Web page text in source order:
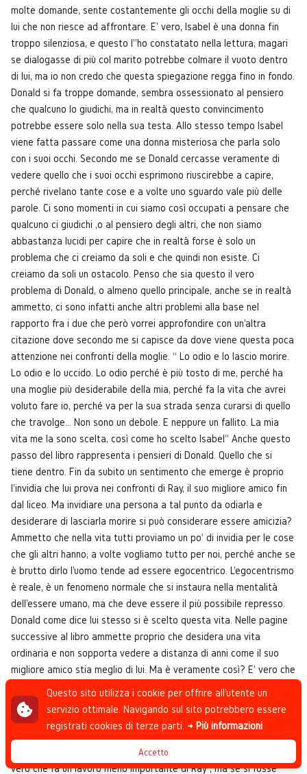
molte domande, sente costantemente gli occhi della moglie su di
lui che non riesce ad affrontare. E' vero, Isabel è una donna fin
troppo silenziosa, e questo l''ho constatato nella lettura; magari
se dialogasse di più col marito potrebbe colmare il vuoto dentro
di lui, ma io non credo che questa spiegazione regga fino in fondo.
Donald si fa troppe domande, sembra ossessionato al pensiero
che qualcuno lo giudichi, ma in realtà questo convincimento
potrebbe essere solo nella sua testa. Allo stesso tempo Isabel
viene fatta passare come una donna misteriosa che parla solo
con i suoi occhi. Secondo me se Donald cercasse veramente di
vedere quello che i suoi occhi esprimono riuscirebbe a capire,
perché rivelano tante cose e a volte uno sguardo vale più delle
parole. Ci sono momenti in cui siamo così occupati a pensare che
qualcuno ci giudichi ,o al pensiero degli altri, che non siamo
abbastanza lucidi per capire che in realtà forse è solo un
problema che ci creiamo da soli e che quindi non esiste. Ci
creiamo da soli un ostacolo. Penso che sia questo il vero
problema di Donald, o almeno quello principale, anche se in realtà
ammetto, ci sono infatti anche altri problemi alla base nel
rapporto fra i due che però vorrei approfondire con un'altra
citazione dove secondo me si capisce da dove viene questa poca
attenzione nei confronti della moglie. “ Lo odio e lo lascio morire.
Lo odio e lo uccido. Lo odio perché è più tosto di me, perché ha
una moglie più desiderabile della mia, perché fa la vita che avrei
voluto fare io, perché va per la sua strada senza curarsi di quello
che travolge… Non sono un debole. E neppure un fallito. La mia
vita me la sono scelta, così come ho scelto Isabel” Anche questo
passo del libro rappresenta i pensieri di Donald. Quello che si
tiene dentro. Fin da subito un sentimento che emerge è proprio
l'invidia che lui prova nei confronti di Ray, il suo migliore amico fin
dal liceo. Ma invidiare una persona a tal punto da odiarla e
desiderare di lasciarla morire si può considerare essere amicizia?
Ammetto che nella vita tutti proviamo un po' di invidia per le cose
che gli altri hanno; a volte vogliamo tutto per noi, perché anche se
è brutto dirlo l'uomo tende ad essere egocentrico. L'egocentrismo
è reale, è un fenomeno normale che si instaura nella mentalità
dell'essere umano, ma che deve essere il più possibile represso.
Donald come dice lui stesso si è scelto questa vita. Nelle pagine
successive al libro ammette proprio che desidera una vita
ordinaria e non sopporta vedere a distanza di anni come il suo
migliore amico stia meglio di lui. Ma è veramente così? E' vero che
desiderabile, che fa una bella vita, ma non sappiamo i sentimenti
di Ray. Potrebbe sentirsi esattamente come Donald. Se una
persona appare più sicura non è detto che lo sia veramente.
Donald non riesce ad apprezzare quello che ha, nonostante sia
vero che fa un lavoro meno importante di Ray , ma se si fosse
Questo sito utilizza i cookie per offrire all'utente un
servizio ottimale. Navigando sul sito potrebbero essere
registrati cookies di terze parti. → Più informazioni
Accetto